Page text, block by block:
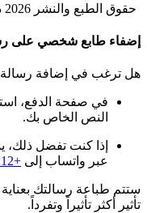
حقوق الطبع والنشر 2026 ديكو مارك آند غيفتس. بواسطة
إضفاء طابع شخصي على
هل ترغب في إضافة رسالة
في صفحة الدفع،
النص الخاص بك.
إذا كنت تفضل ذلك،
عبر واتساب إلى +212 674-971315
ستتم طباعة رسالتك
تأثير أكثر تأثيراً وتفرداً.